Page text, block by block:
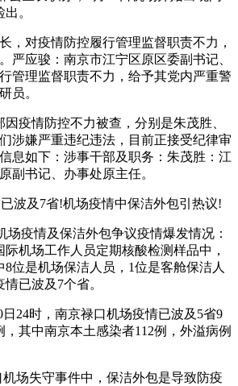
。
，对疫情防控履行管理监督职责不力，
严应骏：南京市江宁区原区委副书记、
管理监督职责不力，给予其党内严重警
员。
疫情防控不力被查，分别是朱茂胜、
涉嫌严重违纪违法，目前正接受纪律审
息如下：涉事干部及职务：朱茂胜：江
副书记、办事处原主任。
波及7省!机场疫情中保洁外包引热议!
场疫情及保洁外包争议疫情爆发情况：
际机场工作人员定期核酸检测样品中，
位是机场保洁人员，1位是客舱保洁人
已波及7个省。
日24时，南京禄口机场疫情已波及5省9
，其中南京本土感染者112例，外溢病例
机场失守事件中，保洁外包是导致防疫